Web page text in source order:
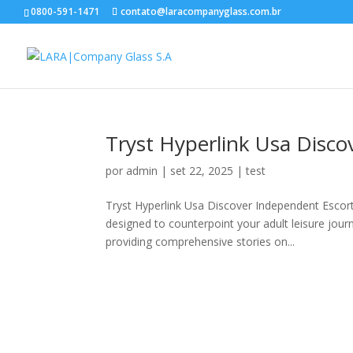
0800-591-1471 contato@laracompanyglass.com.br
Tryst Hyperlink Usa
por admin | set 22, 2025 |test
Tryst Hyperlink Usa Discover Independent
designed to counterpoint your adult leisure
providing comprehensive stories on...